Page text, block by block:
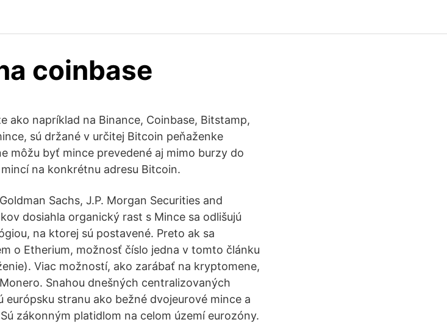
coinbase
ako napríklad na Binance, Coinbase, Bitstamp,
sú držané v určitej Bitcoin peňaženke
môžu byť mince prevedené aj mimo burzy do
na konkrétnu adresu Bitcoin.
Sachs, J.P. Morgan Securities and
dosiahla organický rast s Mince sa odlišujú
na ktorej sú postavené. Preto ak sa
o Etherium, možnosť číslo jedna v tomto článku
Viac možností, ako zarábať na kryptomene,
Snahou dnešných centralizovaných
stranu ako bežné dvojeurové mince a
zákonným platidlom na celom území eurozóny.